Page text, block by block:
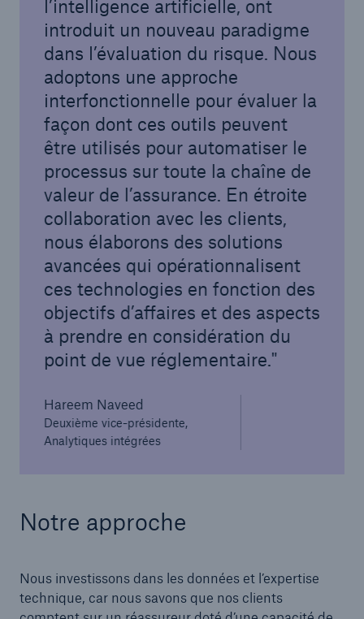
l’intelligence artificielle, ont
introduit un nouveau paradigme
dans l’évaluation du risque. Nous
adoptons une approche
interfonctionnelle pour évaluer la
façon dont ces outils peuvent
être utilisés pour automatiser le
processus sur toute la chaîne de
valeur de l’assurance. En étroite
collaboration avec les clients,
nous élaborons des solutions
avancées qui opérationnalisent
ces technologies en fonction des
objectifs d’affaires et des aspects
à prendre en considération du
point de vue réglementaire.
Hareem Naveed
Deuxième vice-présidente,
Analytiques intégrées
Notre approche
Nous investissons dans les données et l’expertise
technique, car nous savons que nos clients